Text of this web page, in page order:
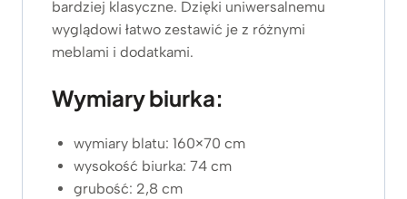
bardziej klasyczne. Dzięki uniwersalnemu
wyglądowi łatwo zestawić je z różnymi
meblami i dodatkami.
Wymiary biurka:
wymiary blatu: 160×70 cm
wysokość biurka: 74 cm
grubość: 2,8 cm